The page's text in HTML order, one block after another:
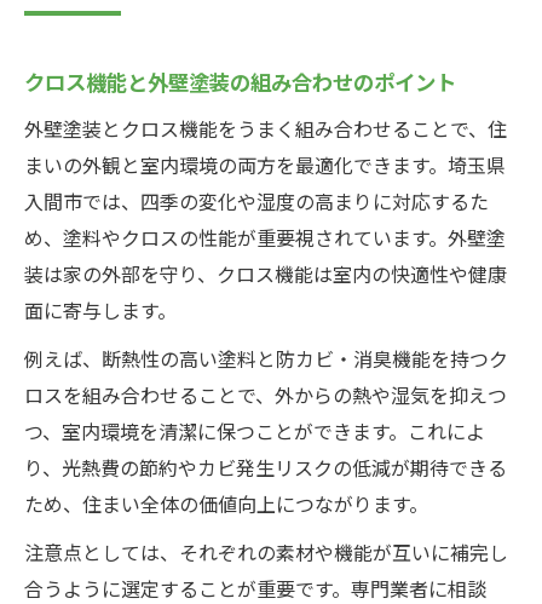
クロス機能と外壁塗装の組み合わせのポイント
外壁塗装とクロス機能をうまく組み合わせることで、住
まいの外観と室内環境の両方を最適化できます。埼玉県
入間市では、四季の変化や湿度の高まりに対応するた
め、塗料やクロスの性能が重要視されています。外壁塗
装は家の外部を守り、クロス機能は室内の快適性や健康
面に寄与します。
例えば、断熱性の高い塗料と防カビ・消臭機能を持つク
ロスを組み合わせることで、外からの熱や湿気を抑えつ
つ、室内環境を清潔に保つことができます。これによ
り、光熱費の節約やカビ発生リスクの低減が期待できる
ため、住まい全体の価値向上につながります。
注意点としては、それぞれの素材や機能が互いに補完し
合うように選定することが重要です。専門業者に相談